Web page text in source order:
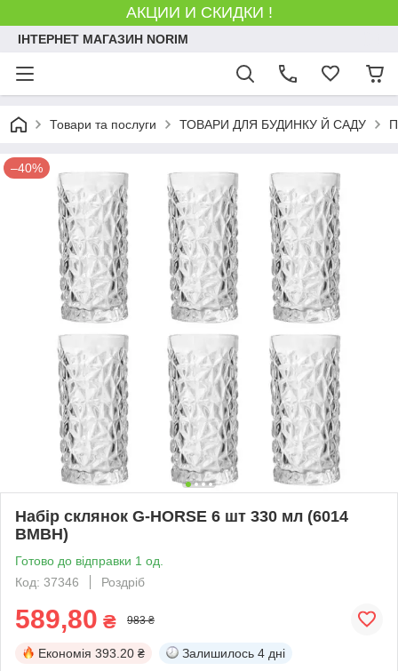
АКЦИИ И СКИДКИ !
ІНТЕРНЕТ МАГАЗИН NORIM
Товари та послуги ТОВАРИ ДЛЯ БУДИНКУ Й САДУ
–40%
Набір склянок G-HORSE 6 шт 330 мл (6014
BMBH)
Готово до відправки 1 од.
Код: 37346
Роздріб
589,80 ₴ 983 ₴
Економія 393.20 ₴ Залишилось 4 дні